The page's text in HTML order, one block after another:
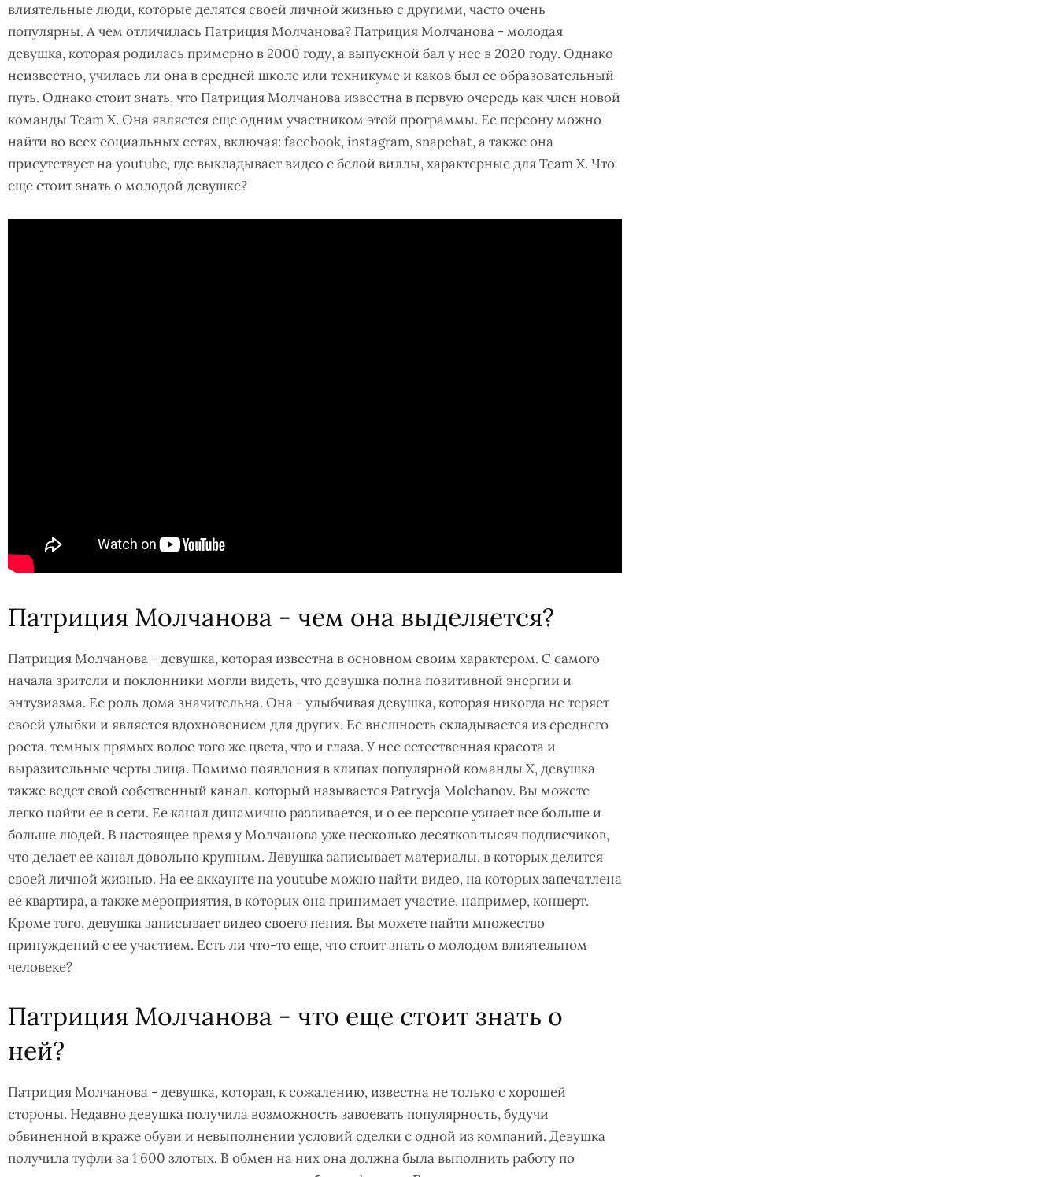
влиятельные люди, которые делятся своей личной жизнью с другими, часто очень
популярны. А чем отличилась Патриция Молчанова? Патриция Молчанова - молодая
девушка, которая родилась примерно в 2000 году, а выпускной бал у нее в 2020 году. Однако
неизвестно, училась ли она в средней школе или техникуме и каков был ее образовательный
путь. Однако стоит знать, что Патриция Молчанова известна в первую очередь как член новой
команды Team X. Она является еще одним участником этой программы. Ее персону можно
найти во всех социальных сетях, включая: facebook, instagram, snapchat, а также она
присутствует на youtube, где выкладывает видео с белой виллы, характерные для Team X. Что
еще стоит знать о молодой девушке?
Патриция Молчанова - чем она выделяется?
Патриция Молчанова - девушка, которая известна в основном своим характером. С самого
начала зрители и поклонники могли видеть, что девушка полна позитивной энергии и
энтузиазма. Ее роль дома значительна. Она - улыбчивая девушка, которая никогда не теряет
своей улыбки и является вдохновением для других. Ее внешность складывается из среднего
роста, темных прямых волос того же цвета, что и глаза. У нее естественная красота и
выразительные черты лица. Помимо появления в клипах популярной команды X, девушка
также ведет свой собственный канал, который называется Patrycja Molchanov. Вы можете
легко найти ее в сети. Ее канал динамично развивается, и о ее персоне узнает все больше и
больше людей. В настоящее время у Молчанова уже несколько десятков тысяч подписчиков,
что делает ее канал довольно крупным. Девушка записывает материалы, в которых делится
своей личной жизнью. На ее аккаунте на youtube можно найти видео, на которых запечатлена
ее квартира, а также мероприятия, в которых она принимает участие, например, концерт.
Кроме того, девушка записывает видео своего пения. Вы можете найти множество
принуждений с ее участием. Есть ли что-то еще, что стоит знать о молодом влиятельном
человеке?
Патриция Молчанова - что еще стоит знать о
ней?
Патриция Молчанова - девушка, которая, к сожалению, известна не только с хорошей
стороны. Недавно девушка получила возможность завоевать популярность, будучи
обвиненной в краже обуви и невыполнении условий сделки с одной из компаний. Девушка
получила туфли за 1 600 злотых. В обмен на них она должна была выполнить работу по